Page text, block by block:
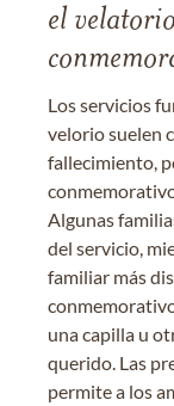
el
Los servicios
velorio suelen
fallecimiento,
Algunas
del servicio,
familiar más
una capilla u
querido. Las
permite a los